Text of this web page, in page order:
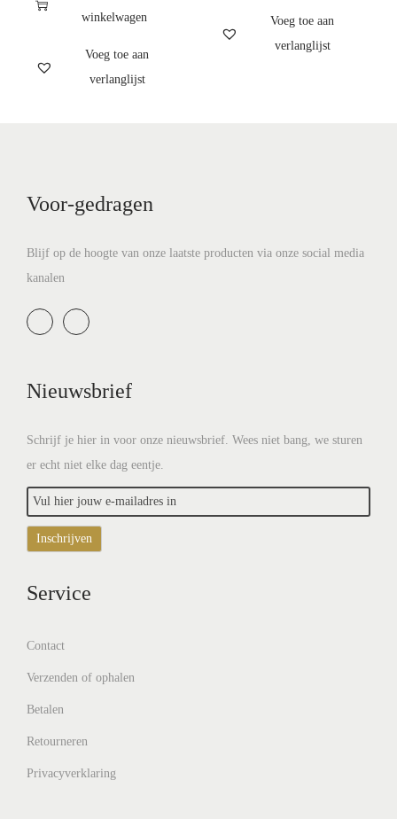
winkelwagen
Voeg toe aan
verlanglijst
Voeg toe aan
verlanglijst
Voor-gedragen
Blijf op de hoogte van onze laatste producten via onze social media
kanalen
Nieuwsbrief
Schrijf je hier in voor onze nieuwsbrief. Wees niet bang, we sturen
er echt niet elke dag eentje.
Service
Contact
Verzenden of ophalen
Betalen
Retourneren
Privacyverklaring